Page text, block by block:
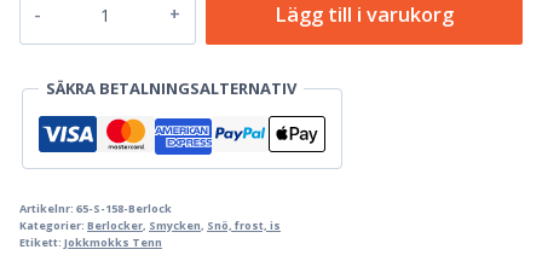
Berlock
silver
mängd
Lägg till i varukorg
SÄKRA BETALNINGSALTERNATIV
Artikelnr: 65-S-158-Berlock
Kategorier: Berlocker, Smycken, Snö, frost, is
Etikett: Jokkmokks Tenn